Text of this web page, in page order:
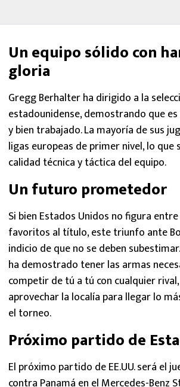
Un equipo sólido con
gloria
Gregg Berhalter ha dirigido a la
estadounidense, demostrando que
y bien trabajado. La mayoría de sus
ligas europeas de primer nivel, lo que
calidad técnica y táctica del equipo.
Un futuro prometedor
Si bien Estados Unidos no figura
favoritos al título, este triunfo ante
indicio de que no se deben
ha demostrado tener las armas
competir de tú a tú con cualquier
aprovechar la localía para llegar lo
el torneo.
Próximo partido de
El próximo partido de EE.UU. será el
contra Panamá en el Mercedes-Benz